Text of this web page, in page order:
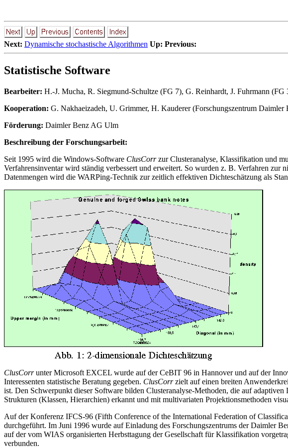
Next: Dynamische stochastische Algorithmen Up: Previous:
Statistische Software
Bearbeiter: H.-J. Mucha, R. Siegmund-Schultze (FG 7), G. Reinhardt, J. Fuhrmann (FG
Kooperation: G. Nakhaeizadeh, U. Grimmer, H. Kauderer (Forschungszentrum
Förderung: Daimler Benz AG Ulm
Beschreibung der Forschungsarbeit:
Seit 1995 wird die Windows-Software ClusCorrzur Clusteranalyse, Klassifikation und
Verfahrensinventar wird ständig verbessert und erweitert. So wurden z. B. Verfahren
Datenmengen wird die WARPing-Technik zur zeitlich effektiven Dichteschätzung als
ClusCorrunter Microsoft EXCEL wurde auf der CeBIT 96 in Hannover und auf der
Interessenten statistische Beratung gegeben. ClusCorrzielt auf einen breiten
ist. Den Schwerpunkt dieser Software bilden Clusteranalyse-Methoden, die auf
Strukturen (Klassen, Hierarchien) erkannt und mit multivariaten Projektionsmethoden
Auf der Konferenz IFCS-96 (Fifth Conference of the International Federation of
durchgeführt. Im Juni 1996 wurde auf Einladung des Forschungszentrums der Daimler
auf der vom WIAS organisierten Herbsttagung der Gesellschaft für Klassifikation
verbunden.